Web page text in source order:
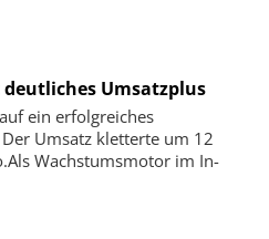
Umsatzplus
ein erfolgreiches
Umsatz kletterte um 12
Wachstumsmotor im In-